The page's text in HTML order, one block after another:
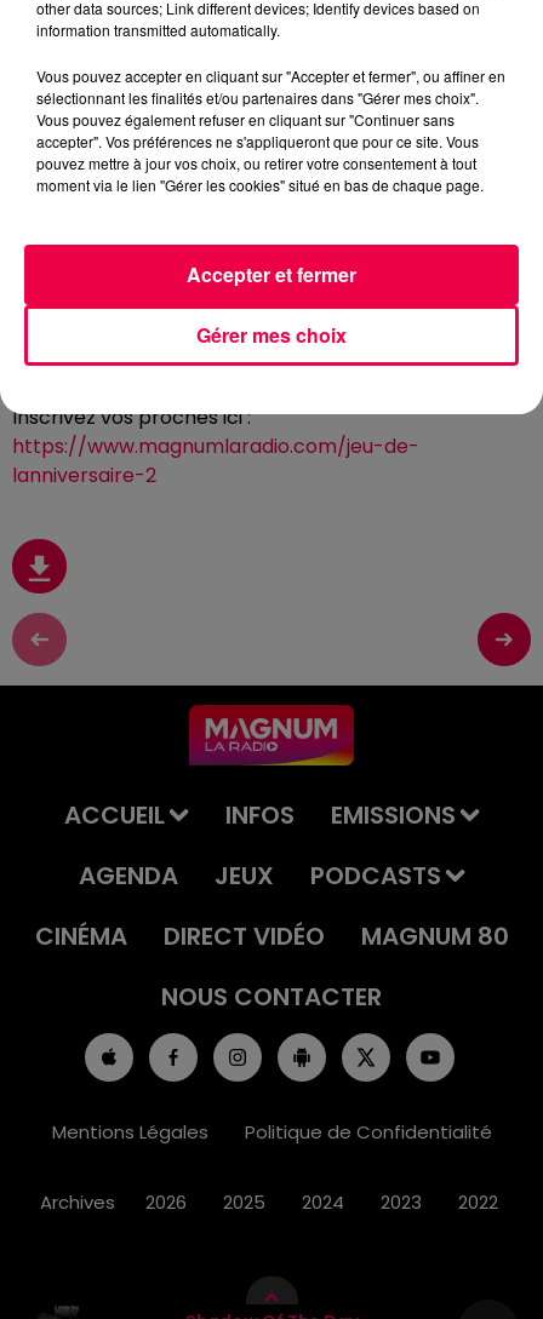
Fred
Retrouvez le Jeu de l'Anniversaire chaque matin
à 09h35 dans Club Magnum
0:00 2 min 9 sec
22 mai 2026 - 2 min 9 sec
(CLUB MAGNUM) LE JEU DE L'ANNIVERSAIRE
DU VENDREDI 22 MAI
Inscrivez vos proches ici :
https://www.magnumlaradio.com/jeu-de-
lanniversaire-2
ACCUEIL INFOS
EMISSIONS
AGENDA
JEUX
PODCASTS
CINÉMA
DIRECT VIDÉO
MAGNUM 80
NOUS CONTACTER
Mentions Légales Politique de Confidentialité
Archives 2026 2025 2024 2023 2022
other data sources; Link different devices; Identify devices based on
information transmitted automatically.
Vous pouvez accepter en cliquant sur "Accepter et fermer", ou affiner en
sélectionnant les finalités et/ou partenaires dans "Gérer mes choix".
Vous pouvez également refuser en cliquant sur "Continuer sans
accepter". Vos préférences ne s'appliqueront que pour ce site. Vous
pouvez mettre à jour vos choix, ou retirer votre consentement à tout
moment via le lien "Gérer les cookies" situé en bas de chaque page.
Gérer mes choix
Accepter et fermer